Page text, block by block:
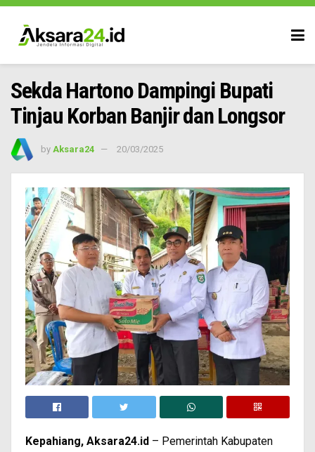
Sekda Hartono Dampingi Bupati
Tinjau Korban Banjir dan Longsor
by Aksara24 20/03/2025
Kepahiang, Aksara24.id – Pemerintah Kabupaten